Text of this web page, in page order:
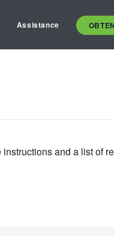
Assistance
and a list of